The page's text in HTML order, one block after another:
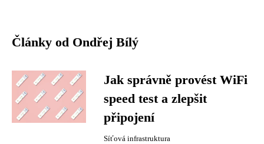
Články od Ondřej Bílý
Jak správně provést WiFi
speed test a zlepšit
připojení
Síťová infrastruktura